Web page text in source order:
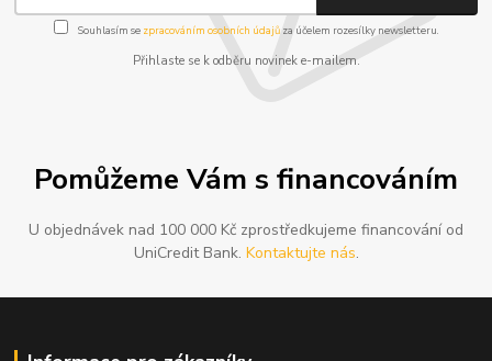
Souhlasím se zpracováním osobních údajůza účelem rozesílky newsletteru.
Přihlaste se k odběru novinek e-mailem.
Pomůžeme Vám s financováním
U objednávek nad 100 000 Kč zprostředkujeme financování od
UniCredit Bank. Kontaktujte nás.